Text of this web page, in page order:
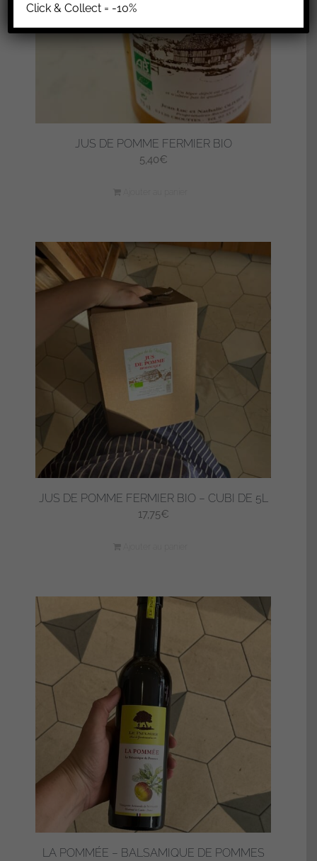
JUS DE POMME FERMIER BIO
5,40€
JUS DE POMME FERMIER BIO – CUBI DE 5L
17,75€
LA POMMÉE – BALSAMIQUE DE POMMES
Click & Collect = -10%